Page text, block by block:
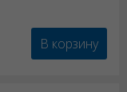
В корзину